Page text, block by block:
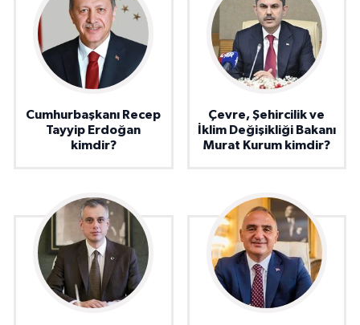
Cumhurbaşkanı Recep
Tayyip Erdoğan
kimdir?
Çevre, Şehircilik ve
İklim Değişikliği Bakanı
Murat Kurum kimdir?